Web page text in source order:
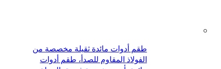
طقم أدوات مائدة ثقيلة مخصصة من
الفولاذ المقاوم للصدأ، طقم أدوات